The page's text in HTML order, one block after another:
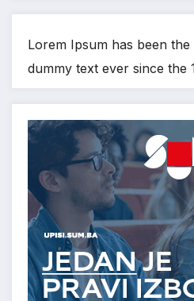
Lorem Ipsum has been
dummy text ever since the